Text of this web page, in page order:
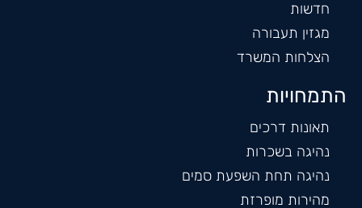
חדשות
מגזין תעבורה
הצלחות המשרד
התמחויות
תאונות דרכים
נהיגה בשכרות
נהיגה תחת השפעת סמים
מהירות מופרזת